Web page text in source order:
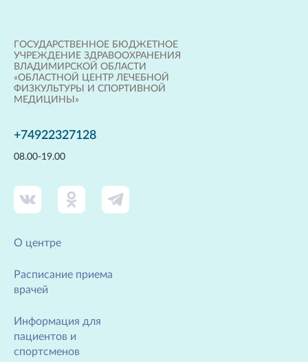
ГОСУДАРСТВЕННОЕ БЮДЖЕТНОЕ
УЧРЕЖДЕНИЕ ЗДРАВООХРАНЕНИЯ
ВЛАДИМИРСКОЙ ОБЛАСТИ
«ОБЛАСТНОЙ ЦЕНТР ЛЕЧЕБНОЙ
ФИЗКУЛЬТУРЫ И СПОРТИВНОЙ
МЕДИЦИНЫ»
+74922327128
08.00-19.00
О центре
Расписание приема
врачей
Информация для
пациентов и
спортсменов